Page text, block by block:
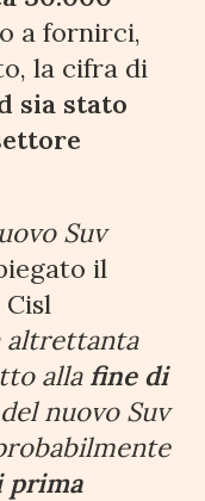
a fornirci,
la cifra di
sia stato
Suv
il
altrettanta
allafine di
nuovo Suv
prima